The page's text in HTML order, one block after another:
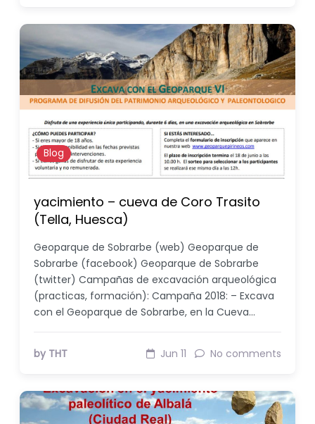
Blog
yacimiento – cueva de Coro Trasito
(Tella, Huesca)
Geoparque de Sobrarbe (web) Geoparque de
Sobrarbe (facebook) Geoparque de Sobrarbe
(twitter) Campañas de excavación arqueológica
(practicas, formación): Campaña 2018: – Excava
con el Geoparque de Sobrarbe, en la Cueva…
by THT Jun 11 No comments